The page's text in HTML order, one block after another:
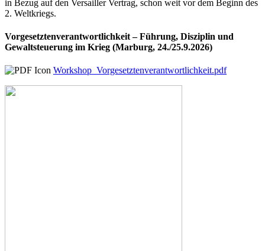
in Bezug auf den Versailler Vertrag, schon weit vor dem Beginn des
2. Weltkriegs.
Vorgesetztenverantwortlichkeit – Führung, Disziplin und
Gewaltsteuerung im Krieg (Marburg, 24./25.9.2026)
Workshop_Vorgesetztenverantwortlichkeit.pdf